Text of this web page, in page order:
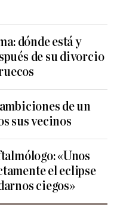
dónde está y
de su divorcio
de un
sus vecinos
«Unos
el eclipse
ciegos»